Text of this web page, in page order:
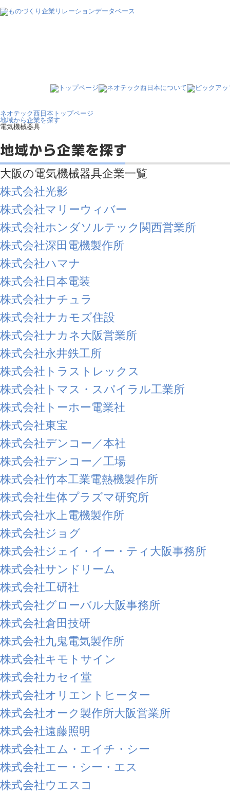
ネオテック西日本トップページ
地域から企業を探す
電気機械器具
大阪の電気機械器具企業一覧
株式会社光影
株式会社マリーウィバー
株式会社ホンダソルテック関西営業所
株式会社深田電機製作所
株式会社ハマナ
株式会社日本電装
株式会社ナチュラ
株式会社ナカモズ住設
株式会社ナカネ大阪営業所
株式会社永井鉄工所
株式会社トラストレックス
株式会社トマス・スパイラル工業所
株式会社トーホー電業社
株式会社東宝
株式会社デンコー／本社
株式会社デンコー／工場
株式会社竹本工業電熱機製作所
株式会社生体プラズマ研究所
株式会社水上電機製作所
株式会社ジョグ
株式会社ジェイ・イー・ティ大阪事務所
株式会社サンドリーム
株式会社工研社
株式会社グローバル大阪事務所
株式会社倉田技研
株式会社九鬼電気製作所
株式会社キモトサイン
株式会社カセイ堂
株式会社オリエントヒーター
株式会社オーク製作所大阪営業所
株式会社遠藤照明
株式会社エム・エイチ・シー
株式会社エー・シー・エス
株式会社ウエスコ